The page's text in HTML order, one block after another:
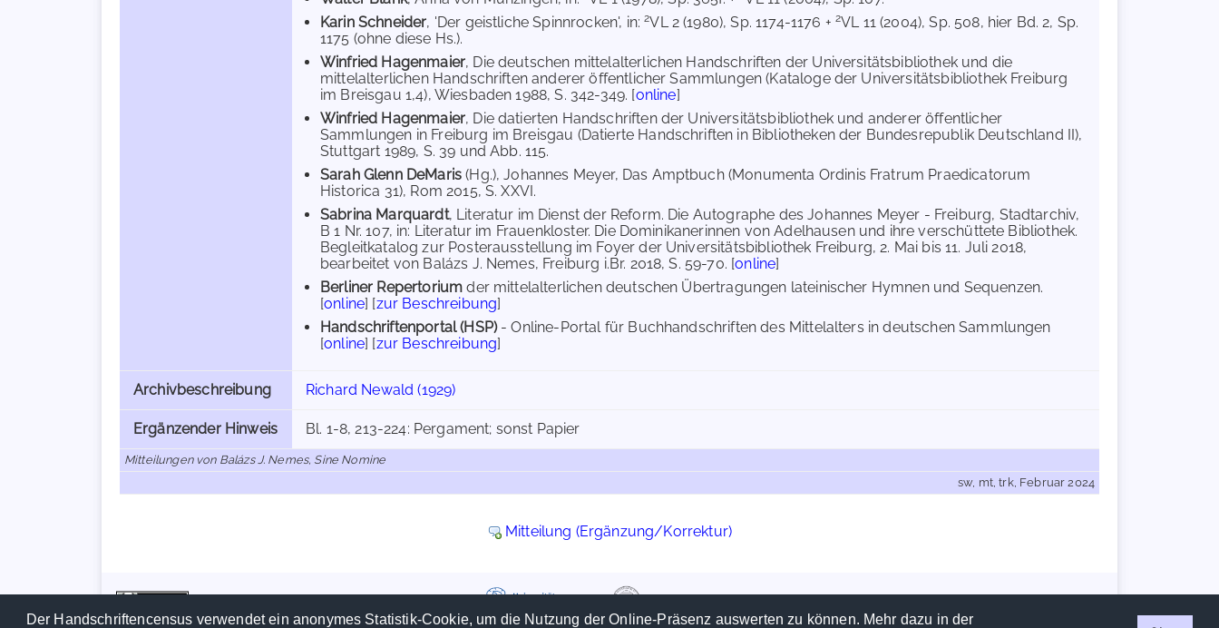
Der Handschriftencensus verwendet ein anonymes Statistik-Cookie, um die Nutzung der Online-Präsenz auswerten zu können. Mehr dazu in der
Karin Schneider, 'Der geistliche Spinnrocken', in:2VL 2 (1980), Sp. 1174-1176 + 2VL 11 (2004), Sp. 508, hier Bd. 2, Sp.
1175 (ohne diese Hs.).
Winfried Hagenmaier, Die deutschen mittelalterlichen Handschriften der Universitätsbibliothek und die
mittelalterlichen Handschriften anderer öffentlicher Sammlungen (Kataloge der Universitätsbibliothek Freiburg
im Breisgau 1,4), Wiesbaden 1988, S. 342-349. [online]
Winfried Hagenmaier, Die datierten Handschriften der Universitätsbibliothek und anderer öffentlicher
Sammlungen in Freiburg im Breisgau (Datierte Handschriften in Bibliotheken der Bundesrepublik Deutschland II),
Stuttgart 1989, S. 39 und Abb. 115.
Sarah Glenn DeMaris(Hg.), Johannes Meyer, Das Amptbuch (Monumenta Ordinis Fratrum Praedicatorum
Historica 31), Rom 2015, S. XXVI.
Sabrina Marquardt, Literatur im Dienst der Reform. Die Autographe des Johannes Meyer - Freiburg, Stadtarchiv,
B 1 Nr. 107, in: Literatur im Frauenkloster. Die Dominikanerinnen von Adelhausen und ihre verschüttete Bibliothek.
Begleitkatalog zur Posterausstellung im Foyer der Universitätsbibliothek Freiburg, 2. Mai bis 11. Juli 2018,
bearbeitet von Balázs J. Nemes, Freiburg i.Br. 2018, S. 59-70. [online]
Berliner Repertorium der mittelalterlichen deutschen Übertragungen lateinischer Hymnen und Sequenzen.
[online] [zur Beschreibung]
Handschriftenportal (HSP)- Online-Portal für Buchhandschriften des Mittelalters in deutschen Sammlungen
[online] [zur Beschreibung]
Archivbeschreibung Richard Newald (1929)
Ergänzender Hinweis Bl. 1-8, 213-224: Pergament; sonst Papier
Mitteilungen von Balázs J. Nemes, Sine Nomine
sw, mt, trk, Februar 2024
Mitteilung (Ergänzung/Korrektur)